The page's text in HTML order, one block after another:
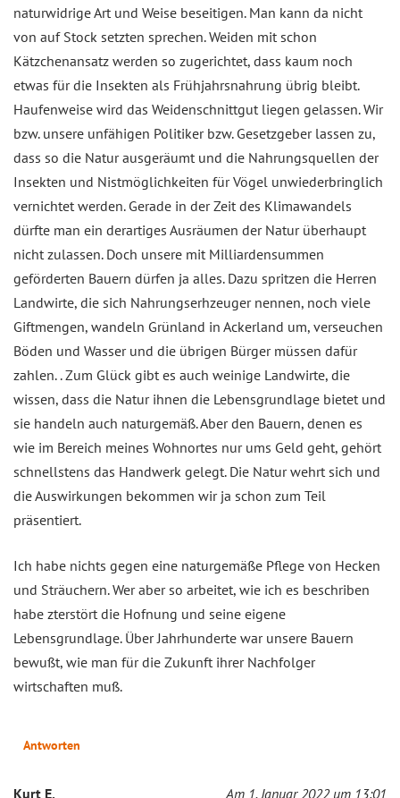
naturwidrige Art und Weise beseitigen. Man kann da nicht
von auf Stock setzten sprechen. Weiden mit schon
Kätzchenansatz werden so zugerichtet, dass kaum noch
etwas für die Insekten als Frühjahrsnahrung übrig bleibt.
Haufenweise wird das Weidenschnittgut liegen gelassen. Wir
bzw. unsere unfähigen Politiker bzw. Gesetzgeber lassen zu,
dass so die Natur ausgeräumt und die Nahrungsquellen der
Insekten und Nistmöglichkeiten für Vögel unwiederbringlich
vernichtet werden. Gerade in der Zeit des Klimawandels
dürfte man ein derartiges Ausräumen der Natur überhaupt
nicht zulassen. Doch unsere mit Milliardensummen
geförderten Bauern dürfen ja alles. Dazu spritzen die Herren
Landwirte, die sich Nahrungserhzeuger nennen, noch viele
Giftmengen, wandeln Grünland in Ackerland um, verseuchen
Böden und Wasser und die übrigen Bürger müssen dafür
zahlen. . Zum Glück gibt es auch weinige Landwirte, die
wissen, dass die Natur ihnen die Lebensgrundlage bietet und
sie handeln auch naturgemäß. Aber den Bauern, denen es
wie im Bereich meines Wohnortes nur ums Geld geht, gehört
schnellstens das Handwerk gelegt. Die Natur wehrt sich und
die Auswirkungen bekommen wir ja schon zum Teil
präsentiert.
Ich habe nichts gegen eine naturgemäße Pflege von Hecken
und Sträuchern. Wer aber so arbeitet, wie ich es beschriben
habe zterstört die Hofnung und seine eigene
Lebensgrundlage. Über Jahrhunderte war unsere Bauern
bewußt, wie man für die Zukunft ihrer Nachfolger
wirtschaften muß.
Antworten
Kurt E. Am 1. Januar 2022 um 13:01